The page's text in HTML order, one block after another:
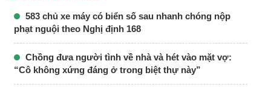
583 chủ xe máy có biển số sau nhanh chóng nộp
phạt nguội theo Nghị định 168
Chồng đưa người tình về nhà và hét vào mặt vợ:
“Cô không xứng đáng ở trong biệt thự này”